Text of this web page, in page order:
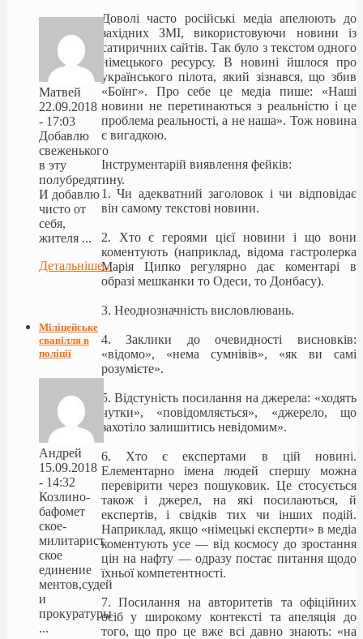
Доволі часто російські медіа апелюють до
західних ЗМІ, використовуючи новини із
сатиричних сайтів. Так було з текстом одного
німецького ресурсу. В новині йшлося про
українського пілота, який зізнався, що збив
«Боїнг». Про себе це медіа пише: «Наші
новини не перетинаються з реальністю і це
проблема реальності, а не наша». Тож новина
є вигадкою.
Інструментарій виявлення фейків:
1. Чи адекватний заголовок і чи відповідає
він самому текстові новини.
2. Хто є героями цієї новини і що вони
коментують (наприклад, відома гастролерка
Марія Ципко регулярно дає коментарі в
образі мешканки то Одеси, то Донбасу).
3. Неоднозначність висловлювань.
4. Заклики до очевидності висновків:
«відомо», «нема сумнівів», «як ви самі
розумієте».
5. Відстуність посилання на джерела: «ходять
чутки», «повідомляється», «джерело, що
захотіло залишитись невідомим».
6. Хто є експертами в цій новині.
Елементарно імена людей спершу можна
перевірити через пошуковик. Це стосується
також і джерел, на які посилаються, й
експертів, і свідків тих чи інших подій.
Наприклад, якщо «німецькі експерти» в медіа
коментують усе — від космосу до зростання
цін на нафту — одразу постає питання щодо
їхньої компетентності.
7. Посилання на авторитетів та офіційних
осіб у широкому контексті та апеляція до
того, що про це вже всі давно знають: «на
Матвей
22.09.2018
- 17:03
Добавлю
свеженького
в эту
полубредятину.
И добавлю
чисто от
себя,
жителя ...
Детальніше...
Міліцейське
свавілля в
поліції
Андрей
15.09.2018
- 14:32
Козлино-
бафомет
ское-
милитарист
ское
единение
ментов,судей
и
прокуратуры
...